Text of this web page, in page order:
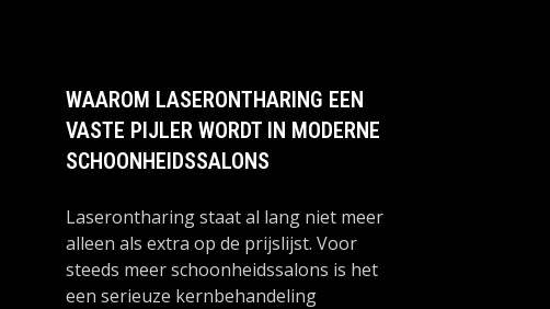
WAAROM LASERONTHARING EEN
VASTE PIJLER WORDT IN MODERNE
SCHOONHEIDSSALONS
Laserontharing staat al lang niet meer
alleen als extra op de prijslijst. Voor
steeds meer schoonheidssalons is het
een serieuze kernbehandeling